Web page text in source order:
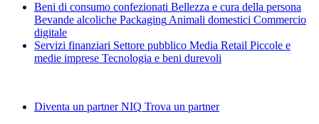
Beni di consumo confezionati Bellezza e cura della persona
Bevande alcoliche Packaging Animali domestici Commercio
digitale
Servizi finanziari Settore pubblico Media Retail Piccole e
medie imprese Tecnologia e beni durevoli
Diventa un partner NIQ Trova un partner